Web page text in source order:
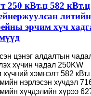
250 кВт.ц 582 кВт.ц
эрчим хүч
цэнэг алдалтын
хүчин чадал 250KW
хэмнэлт 582
нэрлэсэн хүчдэл
хүчдэлийн хүрээ